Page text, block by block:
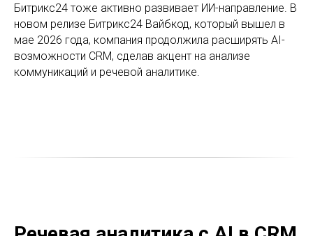
Битрикс24 тоже активно развивает ИИ-направление. В
новом релизе Битрикс24 Вайбкод, который вышел в
мае 2026 года, компания продолжила расширять AI-
возможности CRM, сделав акцент на анализе
коммуникаций и речевой аналитике.